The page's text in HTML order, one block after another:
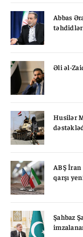
Abbas
Əli əl-
Husilər
ABŞ
qarşı
Şahbaz